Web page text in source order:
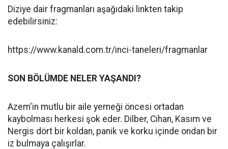
Diziye dair fragmanları aşağıdaki linkten takip
edebilirsiniz:
https://www.kanald.com.tr/inci-taneleri/fragmanlar
SON BÖLÜMDE NELER YAŞANDI?
Azem'in mutlu bir aile yemeği öncesi ortadan
kaybolması herkesi şok eder. Dilber, Cihan, Kasım ve
Nergis dört bir koldan, panik ve korku içinde ondan bir
iz bulmaya çalışırlar.